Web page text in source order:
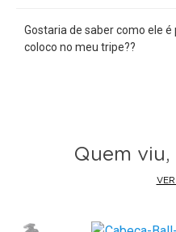
Gostaria de saber como ele é
coloco no meu tripe??
Quem